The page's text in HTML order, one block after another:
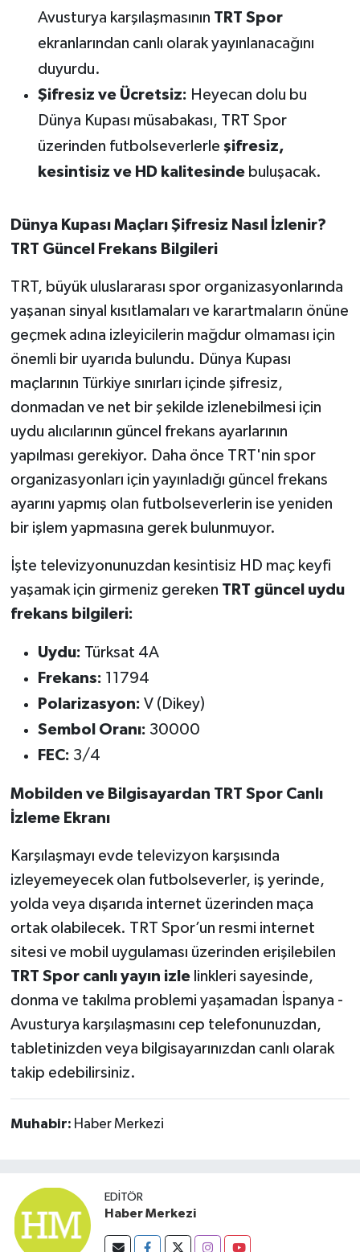
Avusturya karşılaşmasının TRT Spor
ekranlarından canlı olarak yayınlanacağını
duyurdu.
Şifresiz ve Ücretsiz: Heyecan dolu bu
Dünya Kupası müsabakası, TRT Spor
üzerinden futbolseverlerle şifresiz,
kesintisiz ve HD kalitesindebuluşacak.
Dünya Kupası Maçları Şifresiz Nasıl İzlenir?
TRT Güncel Frekans Bilgileri
TRT, büyük uluslararası spor organizasyonlarında
yaşanan sinyal kısıtlamaları ve karartmaların önüne
geçmek adına izleyicilerin mağdur olmaması için
önemli bir uyarıda bulundu. Dünya Kupası
maçlarının Türkiye sınırları içinde şifresiz,
donmadan ve net bir şekilde izlenebilmesi için
uydu alıcılarının güncel frekans ayarlarının
yapılması gerekiyor. Daha önce TRT'nin spor
organizasyonları için yayınladığı güncel frekans
ayarını yapmış olan futbolseverlerin ise yeniden
bir işlem yapmasına gerek bulunmuyor.
İşte televizyonunuzdan kesintisiz HD maç keyfi
yaşamak için girmeniz gereken TRT güncel uydu
frekans bilgileri:
Uydu: Türksat 4A
Frekans: 11794
Polarizasyon: V (Dikey)
Sembol Oranı: 30000
FEC: 3/4
Mobilden ve Bilgisayardan TRT Spor Canlı
İzleme Ekranı
Karşılaşmayı evde televizyon karşısında
izleyemeyecek olan futbolseverler, iş yerinde,
yolda veya dışarıda internet üzerinden maça
ortak olabilecek. TRT Spor’un resmi internet
sitesi ve mobil uygulaması üzerinden erişilebilen
TRT Spor canlı yayın izlelinkleri sayesinde,
donma ve takılma problemi yaşamadan İspanya -
Avusturya karşılaşmasını cep telefonunuzdan,
tabletinizden veya bilgisayarınızdan canlı olarak
takip edebilirsiniz.
Muhabir: Haber Merkezi
EDITÖR
Haber Merkezi
SİYASET
Sındırgı
SPOR
SÜRMANŞET
TARİHTE BUGÜN
Trend
TÜRKİYE
VİZYONDAKİLER
YAŞAM